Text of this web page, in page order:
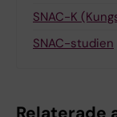
SNAC-K
SNAC-studien